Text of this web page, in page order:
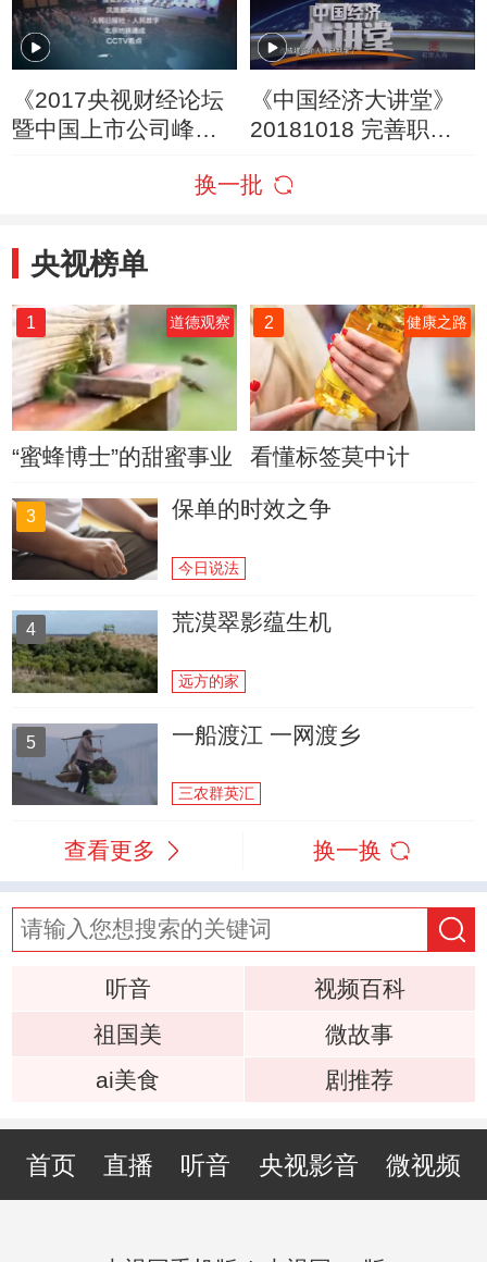
《2017央视财经论坛
暨中国上市公司峰
《中国经济大讲堂》
20181018 完善职工
该从何做起？
换一批
央视榜单
1 道德观察
“蜜蜂博士”的甜蜜事业
2 健康之路
看懂标签莫中计
3 保单的时效之争
今日说法
4 荒漠翠影蕴生机
远方的家
5 一船渡江 一网渡乡
三农群英汇
查看更多 换一换
听音
视频百科
祖国美
微故事
ai美食
剧推荐
首页 直播 听音 央视影音 微视频